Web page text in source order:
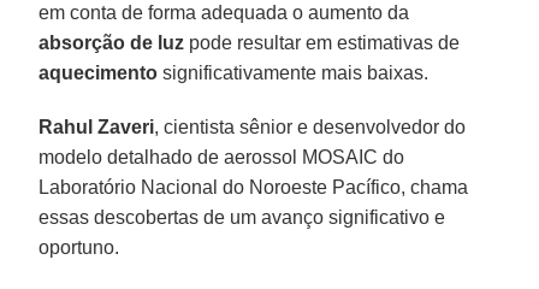
em conta de forma adequada o aumento da
absorção de luz pode resultar em estimativas de
aquecimento significativamente mais baixas.
Rahul Zaveri, cientista sênior e desenvolvedor do
modelo detalhado de aerossol MOSAIC do
Laboratório Nacional do Noroeste Pacífico, chama
essas descobertas de um avanço significativo e
oportuno.